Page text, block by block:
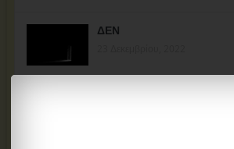
ΔΕΝ